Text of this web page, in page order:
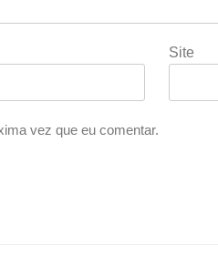
Site
vez que eu comentar.